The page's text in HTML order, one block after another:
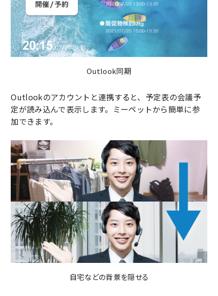
Outlook同期
Outlookのアカウントと連携すると、予定表の会議予
定が読み込んで表示します。ミーペットから簡単に参
加できます。
自宅などの背景を隠せる